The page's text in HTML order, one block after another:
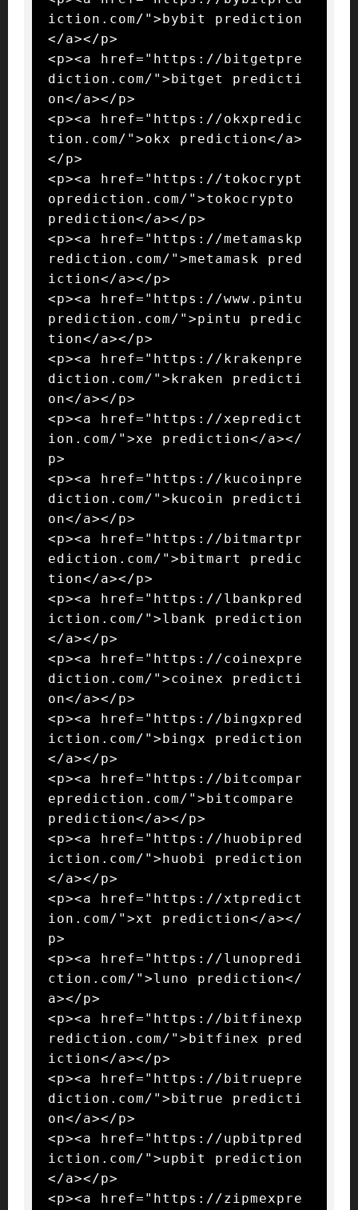
iction.com/">bybit prediction
</a></p>
<p><a href="https://bitgetpre
diction.com/">bitget predicti
on</a></p>
<p><a href="https://okxpredic
tion.com/">okx prediction</a>
</p>
<p><a href="https://tokocrypt
oprediction.com/">tokocrypto
prediction</a></p>
<p><a href="https://metamaskp
rediction.com/">metamask pred
iction</a></p>
<p><a href="https://www.pintu
prediction.com/">pintu predic
tion</a></p>
<p><a href="https://krakenpre
diction.com/">kraken predicti
on</a></p>
<p><a href="https://xepredict
ion.com/">xe prediction</a></
p>
<p><a href="https://kucoinpre
diction.com/">kucoin predicti
on</a></p>
<p><a href="https://bitmartpr
ediction.com/">bitmart predic
tion</a></p>
<p><a href="https://lbankpred
iction.com/">lbank prediction
</a></p>
<p><a href="https://coinexpre
diction.com/">coinex predicti
on</a></p>
<p><a href="https://bingxpred
iction.com/">bingx prediction
</a></p>
<p><a href="https://bitcompar
eprediction.com/">bitcompare
prediction</a></p>
<p><a href="https://huobipred
iction.com/">huobi prediction
</a></p>
<p><a href="https://xtpredict
ion.com/">xt prediction</a></
p>
<p><a href="https://lunopredi
ction.com/">luno prediction</
a></p>
<p><a href="https://bitfinexp
rediction.com/">bitfinex pred
iction</a></p>
<p><a href="https://bitruepre
diction.com/">bitrue predicti
on</a></p>
<p><a href="https://upbitpred
iction.com/">upbit prediction
</a></p>
<p><a href="https://zipmexpre